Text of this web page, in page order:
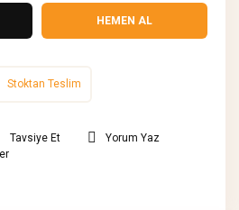
HEMEN AL
Stoktan Teslim
Tavsiye Et
Yorum Yaz